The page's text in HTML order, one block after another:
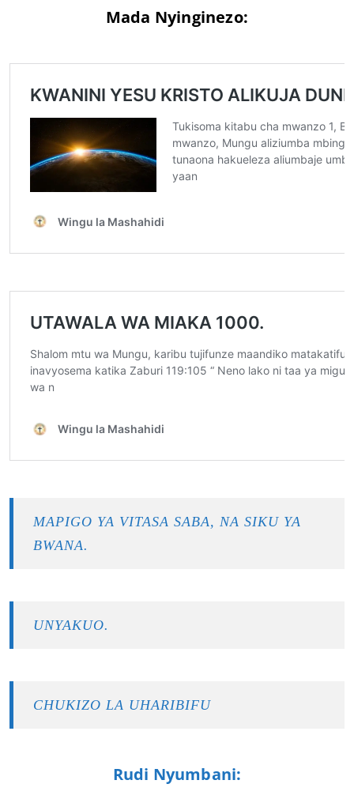
Mada Nyinginezo:
MAPIGO YA VITASA SABA, NA SIKU YA
BWANA.
UNYAKUO.
CHUKIZO LA UHARIBIFU
Rudi Nyumbani: